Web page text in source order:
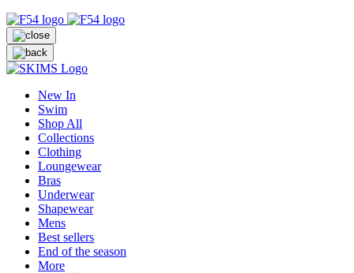
New In
Swim
Shop All
Collections
Clothing
Loungewear
Bras
Underwear
Shapewear
Mens
Best sellers
End of the season
More